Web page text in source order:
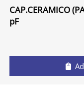
CAP.CERAMICO
pF